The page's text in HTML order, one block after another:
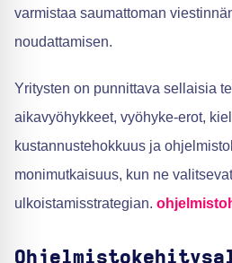
varmistaa saumattoman
noudattamisen.
Yritysten on punnittava sellaisia
aikavyöhykkeet, vyöhyke-erot,
kustannustehokkuus ja
monimutkaisuus, kun ne
ulkoistamisstrategian.